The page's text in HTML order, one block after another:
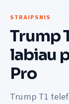
STRAIPSNIS
Trump
labiau
Pro
Trump T1